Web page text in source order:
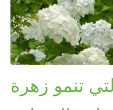
المنطقة 9 التي تنمو زهرة